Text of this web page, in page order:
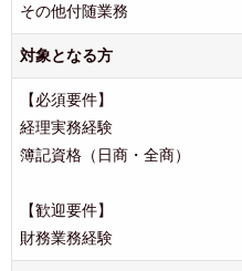
その他付随業務
対象となる方
【必須要件】
経理実務経験
簿記資格（日商・全商）
【歓迎要件】
財務業務経験